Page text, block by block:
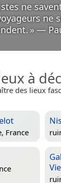
ne
ne
» —
à
des lieux
France